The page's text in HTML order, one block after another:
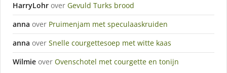
HarryLohr over Gevuld Turks brood
anna over Pruimenjam met speculaaskruiden
anna over Snelle courgettesoep met witte kaas
Wilmie over Ovenschotel met courgette en tonijn